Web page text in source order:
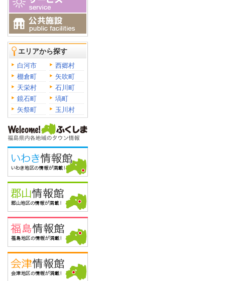
エリアから探す
白河市
西郷村
棚倉町
矢吹町
天栄村
石川町
鏡石町
塙町
矢祭町
玉川村